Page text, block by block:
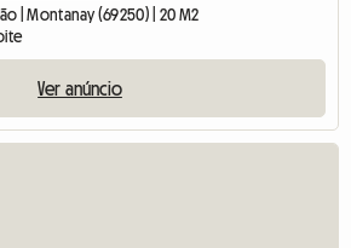
| Montanay (69250) | 20 M2
Ver anúncio